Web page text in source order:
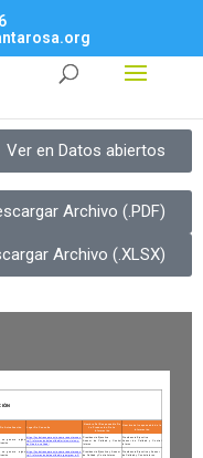
Ver en Datos abiertos
Archivo (.PDF)
Archivo (.XLSX)